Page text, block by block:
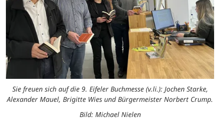
Sie freuen sich auf die 9. Eifeler Buchmesse (v.li.): Jochen Starke,
Alexander Mauel, Brigitte Wies und Bürgermeister Norbert Crump.
Bild: Michael Nielen